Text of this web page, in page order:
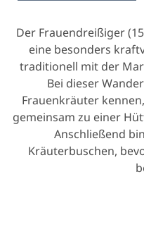
Der Frauendreißiger
eine besonders
traditionell mit der
Bei dieser
Frauenkräuter
gemeinsam zu einer
Anschließend
Kräuterbuschen,